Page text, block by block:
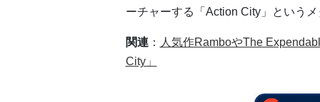
ーチャーする「Action City」という
関連：
人気作RamboやThe
City」